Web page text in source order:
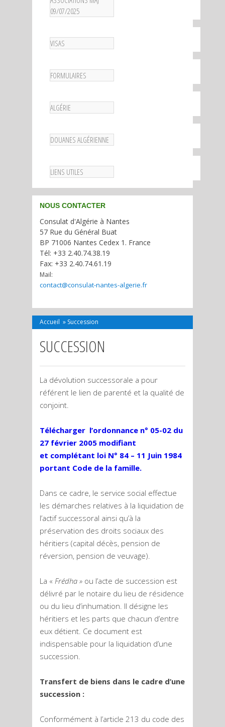
09/07/2025
VISAS
FORMULAIRES
ALGÉRIE
DOUANES ALGÉRIENNE
LIENS UTILES
NOUS CONTACTER
Consulat d'Algérie à Nantes
57 Rue du Général Buat
BP 71006 Nantes Cedex 1. France
Tél: +33 2.40.74.38.19
Fax: +33 2.40.74.61.19
Mail:
contact@consulat-nantes-algerie.fr
Accueil » Succession
SUCCESSION
La dévolution successorale a pour
référent le lien de parenté et la qualité de
conjoint.
Télécharger l’ordonnance n° 05-02 du
27 février 2005 modifiant
et complétant loi N° 84 – 11 Juin 1984
portant Code de la famille.
Dans ce cadre, le service social effectue
les démarches relatives à la liquidation de
l’actif successoral ainsi qu’à la
préservation des droits sociaux des
héritiers (capital décès, pension de
réversion, pension de veuvage).
La « Frédha » ou l’acte de succession est
délivré par le notaire du lieu de résidence
ou du lieu d’inhumation. Il désigne les
héritiers et les parts que chacun d’entre
eux détient. Ce document est
indispensable pour la liquidation d’une
succession.
Transfert de biens dans le cadre d’une
succession :
Conformément à l’article 213 du code des